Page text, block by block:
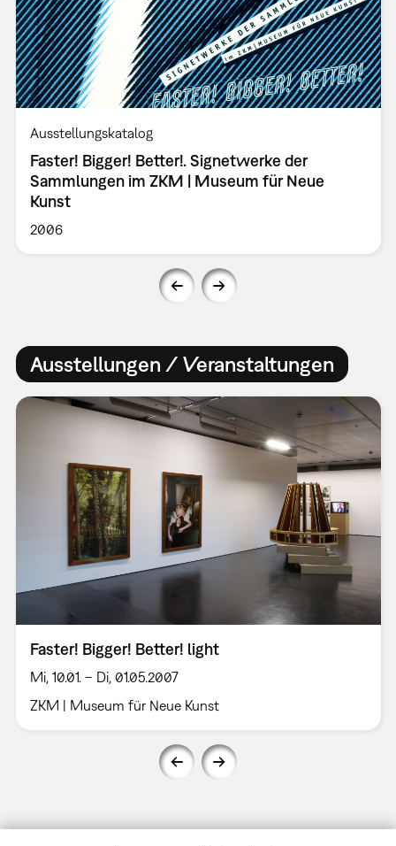
Ausstellungskatalog
Faster! Bigger! Better!. Signetwerke der
Sammlungen im ZKM | Museum für Neue
Kunst
2006
Ausstellungen / Veranstaltungen
Faster! Bigger! Better! light
Mi, 10.01. – Di, 01.05.2007
ZKM | Museum für Neue Kunst